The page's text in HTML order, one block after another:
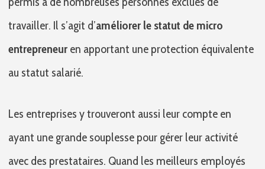
travailler. Il s’agit d’améliorer le statut de micro
entrepreneur en apportant une protection équivalente
au statut salarié.
Les entreprises y trouveront aussi leur compte en
ayant une grande souplesse pour gérer leur activité
avec des prestataires. Quand les meilleurs employés